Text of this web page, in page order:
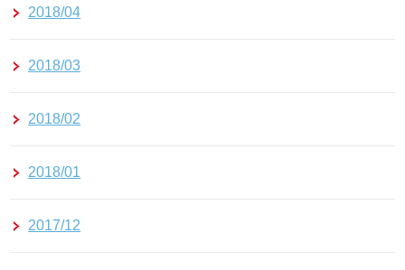
2018/04
2018/03
2018/02
2018/01
2017/12